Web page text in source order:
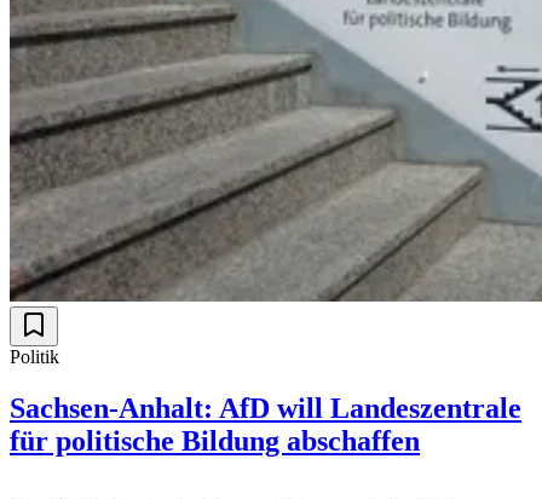
Politik
Sachsen-Anhalt: AfD will Landeszentrale
für politische Bildung abschaffen